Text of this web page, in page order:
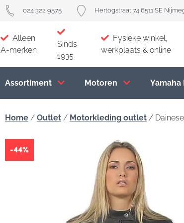
024 322 9575 Hertogstraat 74 6511 SE
Alleen
A-merken
Sinds
1935
Fysieke winkel,
werkplaats & online
Assortiment Motoren Yamaha
Home/ Outlet/ Motorkleding outlet/ Dainese
-44%